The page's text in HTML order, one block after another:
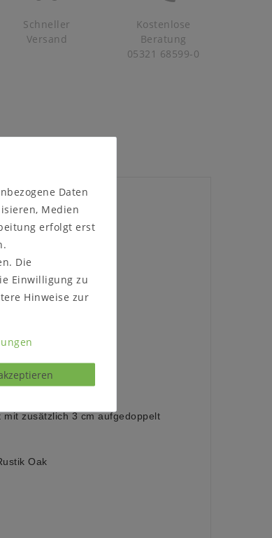
Schneller
Versand
Kostenlose
Beratung
05321 68599-0
zusätzlich 3 cm aufgedoppelt
Oak
Daten
Medien
erfolgt erst
Die
Einwilligung zu
Hinweise zur